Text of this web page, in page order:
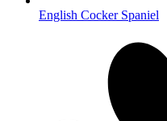
English Cocker Spaniel